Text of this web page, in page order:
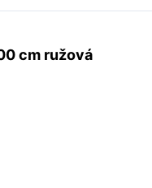
cm ružová